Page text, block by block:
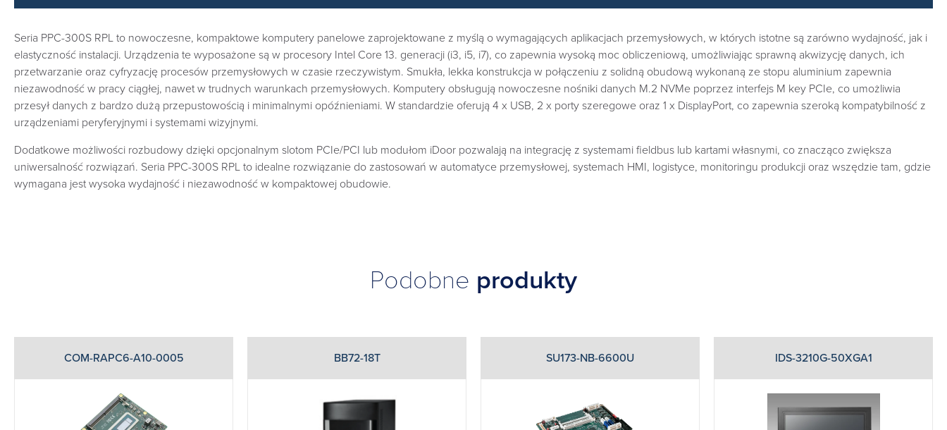
Seria PPC-300S RPL to nowoczesne, kompaktowe komputery panelowe zaprojektowane z myślą o wymagających aplikacjach przemysłowych, w których istotne są zarówno wydajność, jak i
elastyczność instalacji. Urządzenia te wyposażone są w procesory Intel Core 13. generacji (i3, i5, i7), co zapewnia wysoką moc obliczeniową, umożliwiając sprawną akwizycję danych, ich
przetwarzanie oraz cyfryzację procesów przemysłowych w czasie rzeczywistym. Smukła, lekka konstrukcja w połączeniu z solidną obudową wykonaną ze stopu aluminium zapewnia
niezawodność w pracy ciągłej, nawet w trudnych warunkach przemysłowych. Komputery obsługują nowoczesne nośniki danych M.2 NVMe poprzez interfejs M key PCIe, co umożliwia
przesył danych z bardzo dużą przepustowością i minimalnymi opóźnieniami. W standardzie oferują 4 x USB, 2 x porty szeregowe oraz 1 x DisplayPort, co zapewnia szeroką kompatybilność z
urządzeniami peryferyjnymi i systemami wizyjnymi.
Dodatkowe możliwości rozbudowy dzięki opcjonalnym slotom PCIe/PCI lub modułom iDoor pozwalają na integrację z systemami fieldbus lub kartami własnymi, co znacząco zwiększa
uniwersalność rozwiązań. Seria PPC-300S RPL to idealne rozwiązanie do zastosowań w automatyce przemysłowej, systemach HMI, logistyce, monitoringu produkcji oraz wszędzie tam, gdzie
wymagana jest wysoka wydajność i niezawodność w kompaktowej obudowie.
Podobne produkty
COM-RAPC6-A10-0005 BB72-18T SU173-NB-6600U IDS-3210G-50XGA1